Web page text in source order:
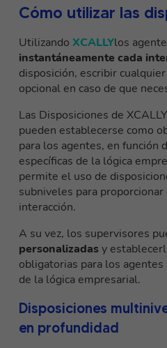
Cómo utilizar las
Utilizando XCALLYlos
instantáneamente cada
disposición, escribir
opcional en caso de que
Las Disposiciones de XCALLY
pueden establecerse como
para los agentes, en función
específicas de la lógica
permite el uso de
subniveles para
interacción.
A su vez, los supervisores
personalizadasy
obligatorias para los
de la lógica empresarial.
Disposiciones
en profundidad